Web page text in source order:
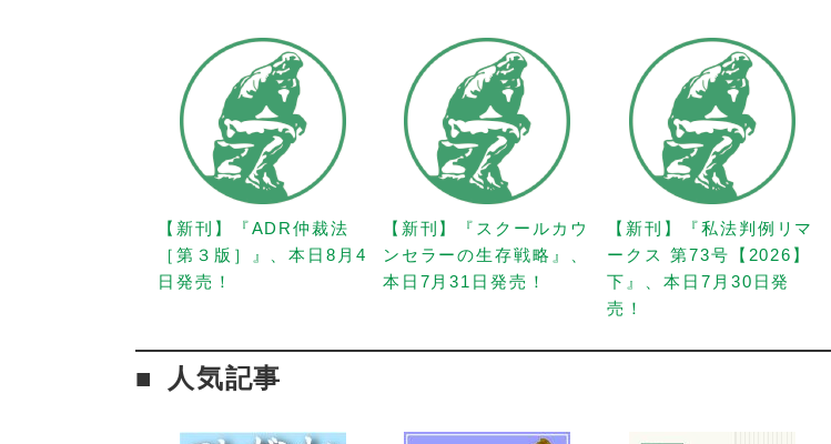
【新刊】『ADR仲裁法
［第３版］』、本日8月4
日発売！
【新刊】『スクールカウ
ンセラーの生存戦略』、
本日7月31日発売！
【新刊】『私法判例リマ
ークス 第73号【2026】
下』、本日7月30日発
売！
人気記事